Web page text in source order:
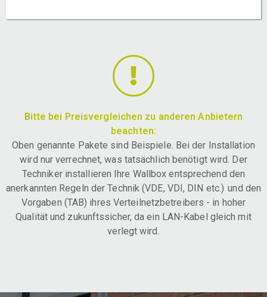
Bitte bei Preisvergleichen zu anderen Anbietern
beachten:
Oben genannte Pakete sind Beispiele. Bei der Installation
wird nur verrechnet, was tatsächlich benötigt wird. Der
Techniker installieren Ihre Wallbox entsprechend den
anerkannten Regeln der Technik (VDE, VDI, DIN etc.) und den
Vorgaben (TAB) ihres Verteilnetzbetreibers - in hoher
Qualität und zukunftssicher, da ein LAN-Kabel gleich mit
verlegt wird.